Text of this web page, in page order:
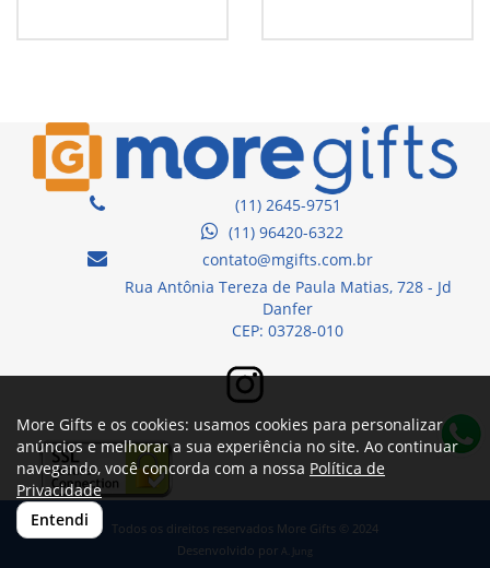
(11) 2645-9751
(11) 96420-6322
contato@mgifts.com.br
Rua Antônia Tereza de Paula Matias, 728 - Jd
Danfer
CEP: 03728-010
Todos os direitos reservados More Gifts © 2024
Desenvolvido por A. Jung
More Gifts e os cookies: usamos cookies para personalizar
anúncios e melhorar a sua experiência no site. Ao continuar
navegando, você concorda com a nossa Política de
Privacidade
Entendi